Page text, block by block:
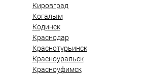
Кировград
Когалым
Кодинск
Краснодар
Краснотурьинск
Красноуральск
Красноуфимск